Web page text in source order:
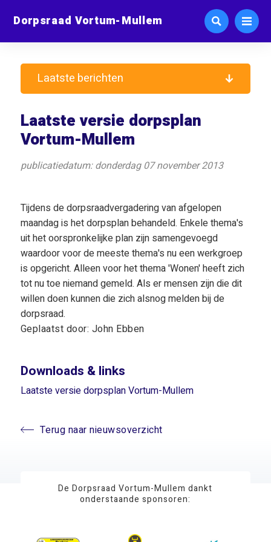
Dorpsraad Vortum-Mullem
Laatste versie dorpsplan
Vortum-Mullem
publicatiedatum: donderdag 07 november 2013
Tijdens de dorpsraadvergadering van afgelopen
maandag is het dorpsplan behandeld. Enkele thema's
uit het oorspronkelijke plan zijn samengevoegd
waardoor voor de meeste thema's nu een werkgroep
is opgericht. Alleen voor het thema 'Wonen' heeft zich
tot nu toe niemand gemeld. Als er mensen zijn die dit
willen doen kunnen die zich alsnog melden bij de
dorpsraad.
Geplaatst door: John Ebben
Downloads & links
Laatste versie dorpsplan Vortum-Mullem
Terug naar nieuwsoverzicht
Laatste berichten
De Dorpsraad Vortum-Mullem dankt
onderstaande sponsoren: